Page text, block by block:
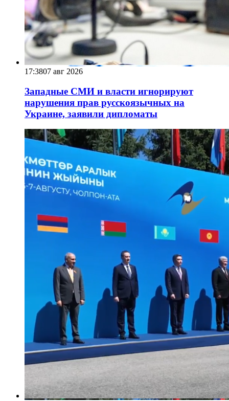
17:3807 авг 2026
Западные СМИ и власти игнорируют
нарушения прав русскоязычных на
Украине, заявили дипломаты